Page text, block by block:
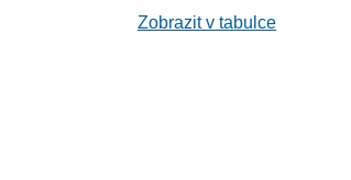
Zobrazit v tabulce